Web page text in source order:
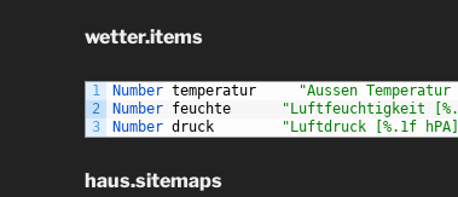
wetter.items
1
2
3
Number temperatur "Aussen
Number feuchte "Luftfeuchtigkeit
Number druck "Luftdruck [%.1f
haus.sitemaps